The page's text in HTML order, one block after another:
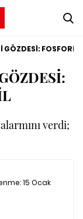
FOSFORLU
verdi;
15 Ocak